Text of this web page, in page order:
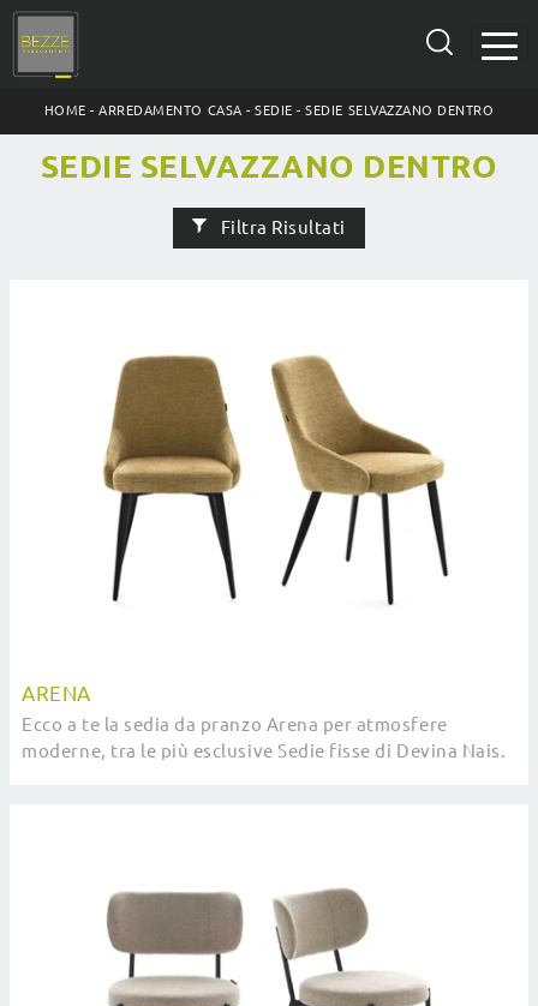
HOME -ARREDAMENTO CASA -SEDIE -SEDIE SELVAZZANO DENTRO
SEDIE SELVAZZANO DENTRO
Filtra Risultati
ARENA
Ecco a te la sedia da pranzo Arena per atmosfere
moderne, tra le più esclusive Sedie fisse di Devina Nais.